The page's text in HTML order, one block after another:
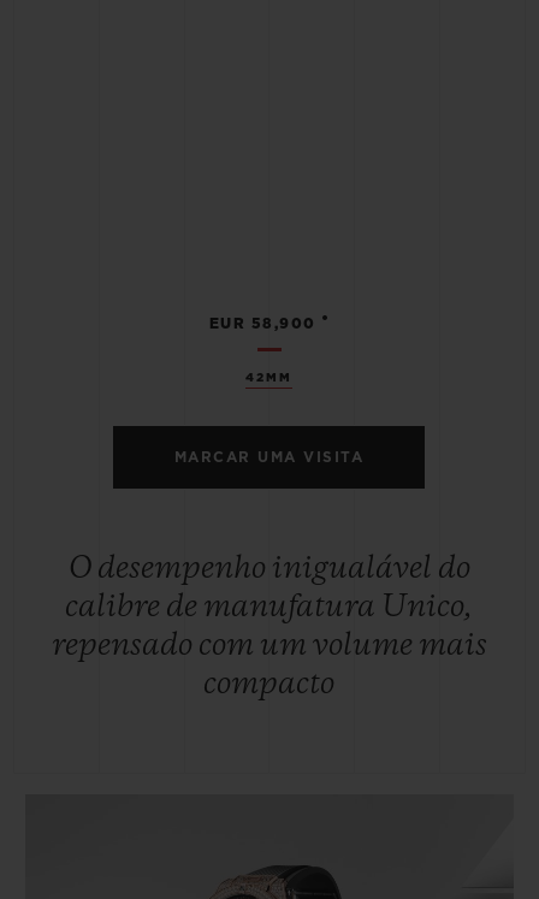
42MM
EUR 58,900 •
MARCAR UMA VISITA
O desempenho inigualável do
calibre de manufatura Unico,
repensado com um volume mais
compacto